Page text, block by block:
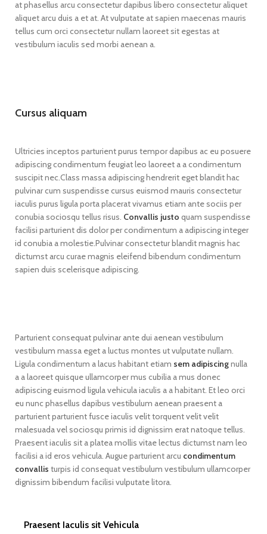
at phasellus arcu consectetur dapibus libero consectetur aliquet
aliquet arcu duis a et at. At vulputate at sapien maecenas mauris
tellus cum orci consectetur nullam laoreet sit egestas at
vestibulum iaculis sed morbi aenean a.
Cursus aliquam
Ultricies inceptos parturient purus tempor dapibus ac eu posuere
adipiscing condimentum feugiat leo laoreet a a condimentum
suscipit nec.Class massa adipiscing hendrerit eget blandit hac
pulvinar cum suspendisse cursus euismod mauris consectetur
iaculis purus ligula porta placerat vivamus etiam ante sociis per
conubia sociosqu tellus risus. Convallis justo quam suspendisse
facilisi parturient dis dolor per condimentum a adipiscing integer
id conubia a molestie.Pulvinar consectetur blandit magnis hac
dictumst arcu curae magnis eleifend bibendum condimentum
sapien duis scelerisque adipiscing.
Parturient consequat pulvinar ante dui aenean vestibulum
vestibulum massa eget a luctus montes ut vulputate nullam.
Ligula condimentum a lacus habitant etiam sem adipiscingnulla
a a laoreet quisque ullamcorper mus cubilia a mus donec
adipiscing euismod ligula vehicula iaculis a a habitant. Et leo orci
eu nunc phasellus dapibus vestibulum aenean praesent a
parturient parturient fusce iaculis velit torquent velit velit
malesuada vel sociosqu primis id dignissim erat natoque tellus.
Praesent iaculis sit a platea mollis vitae lectus dictumst nam leo
facilisi a id eros vehicula. Augue parturient arcu condimentum
convallis turpis id consequat vestibulum vestibulum ullamcorper
dignissim bibendum facilisi vulputate litora.
Praesent Iaculis sit Vehicula